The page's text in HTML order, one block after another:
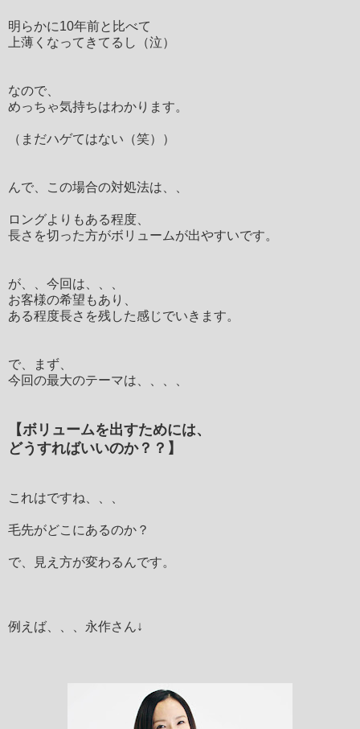
明らかに10年前と比べて
上薄くなってきてるし（泣）
なので、
めっちゃ気持ちはわかります。
（まだハゲてはない（笑））
んで、この場合の対処法は、、
ロングよりもある程度、
長さを切った方がボリュームが出やすいです。
が、、今回は、、、
お客様の希望もあり、
ある程度長さを残した感じでいきます。
で、まず、
今回の最大のテーマは、、、、
【ボリュームを出すためには、
どうすればいいのか？？】
これはですね、、、
毛先がどこにあるのか？
で、見え方が変わるんです。
例えば、、、永作さん↓